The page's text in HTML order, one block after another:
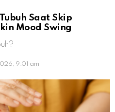
Saat Skip
Mood Swing
9:01 am